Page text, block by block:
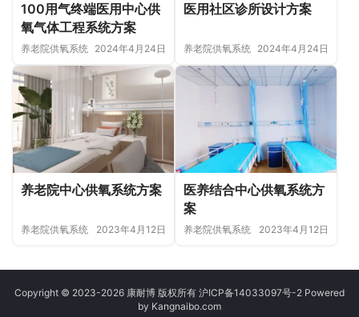
100用气终端医用中心供
氧气体工程系统方案
养老院供氧系统 2024年4月24日
医用社区诊所设计方案
养老院供氧系统 2024年4月24日
养老院中心供氧系统方案
养老院供氧系统 2023年4月12日
医养结合中心供氧系统方
案
养老院供氧系统 2023年4月12日
Copyright © 2023-2026 康耐博 版权所有 沪ICP备14033097号-2 Powered
by Kangnaibo.com